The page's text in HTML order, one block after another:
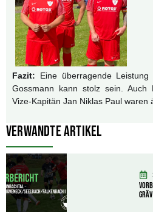
Fazit: Eine überragende
Gossmann kann stolz sein. Auch
Vize-Kapitän Jan Niklas Paul waren
Verwandte Artikel